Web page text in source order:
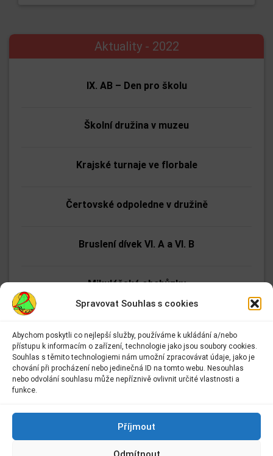
Spravovat Souhlas s cookies
Abychom poskytli co nejlepší služby, používáme k ukládání a/nebo
přístupu k informacím o zařízení, technologie jako jsou soubory cookies.
Souhlas s těmito technologiemi nám umožní zpracovávat údaje, jako je
chování při procházení nebo jedinečná ID na tomto webu. Nesouhlas
nebo odvolání souhlasu může nepříznivě ovlivnit určité vlastnosti a
funkce.
Příjmout
Odmítnout
Aktuality - 2022
IX. AB – Den pro školu
Školní družina v muzeu
Krajské turnaje ve florbale
Čertovské odpoledne v družině
Bruslení dívek VI. A a VI. B
Mikulášské obchůzky
Bruslení dívek z VIII. A a VIII. B
Víceboj základních škol
Adresa:
Základní škola Kolín II.
Kmochova 943
Kontakt:
E-mail: info@2zskolin.cz